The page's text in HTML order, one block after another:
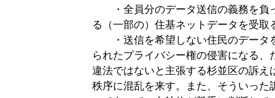
・全員分のデータ送信の義務を負
る（一部の）住基ネットデータを受取
・送信を希望しない住民のデータ
られたプライバシー権の侵害になる、
違法ではないと主張する杉並区の訴え
秩序に混乱を来す。また、そういった